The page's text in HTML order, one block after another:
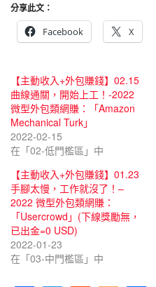
分享此文：
Facebook
X
【主動收入+外包賺錢】02.15
曲線通關，開始上工！-2022
微型外包類網賺：「Amazon
Mechanical Turk」
2022-02-15
在「02-低門檻區」中
【主動收入+外包賺錢】01.23
手腳太慢，工作就沒了！–
2022 微型外包類網賺：
「Usercrowd」(下線獎勵無，
已出金=0 USD)
2022-01-23
在「03-中門檻區」中